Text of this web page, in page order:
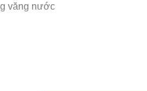
văng nước